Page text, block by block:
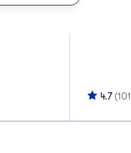
4.7